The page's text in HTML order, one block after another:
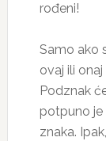
rođeni!
Samo ako
ovaj ili
Podznak
potpuno je
znaka.